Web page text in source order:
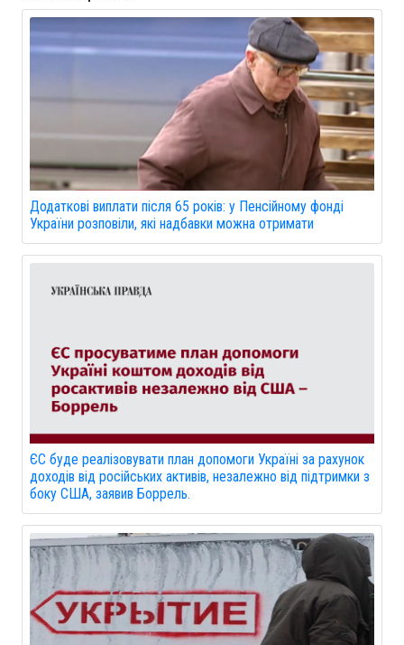
Додаткові виплати після 65 років: у Пенсійному фонді
України розповіли, які надбавки можна отримати
ЄС буде реалізовувати план допомоги Україні за рахунок
доходів від російських активів, незалежно від підтримки з
боку США, заявив Боррель.